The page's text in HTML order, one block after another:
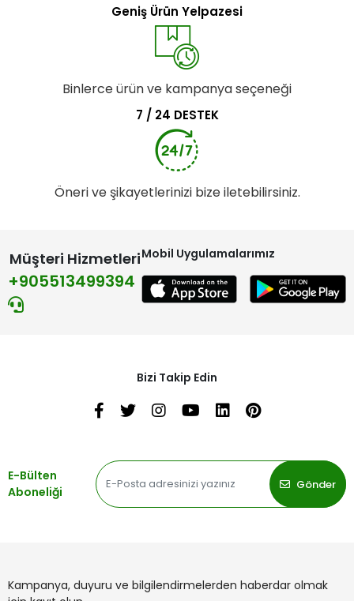
Geniş Ürün Yelpazesi
Binlerce ürün ve kampanya seçeneği
7 / 24 DESTEK
Öneri ve şikayetlerinizi bize iletebilirsiniz.
Müşteri Hizmetleri
+905513499394
Mobil Uygulamalarımız
Bizi Takip Edin
E-Bülten
Aboneliği
Gönder
Kampanya, duyuru ve bilgilendirmelerden haberdar olmak